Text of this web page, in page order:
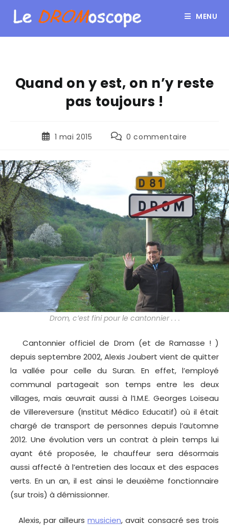
MENU
Quand on y est, on n’y reste
pas toujours !
1 mai 2015 0 commentaire
Drom, c’est fini pour le cantonnier . . .
Cantonnier officiel de Drom (et de Ramasse ! )
depuis septembre 2002, Alexis Joubert vient de quitter
la vallée pour celle du Suran. En effet, l’employé
communal partageait son temps entre les deux
villages, mais œuvrait aussi à l’I.M.E. Georges Loiseau
de Villereversure (Institut Médico Educatif) où il était
chargé de transport de personnes depuis l’automne
2012. Une évolution vers un contrat à plein temps lui
ayant été proposée, le chauffeur sera désormais
aussi affecté à l’entretien des locaux et des espaces
verts. En un an, il est ainsi le deuxième fonctionnaire
(sur trois) à démissionner.
Alexis, par ailleursmusicien, avait consacré ses trois